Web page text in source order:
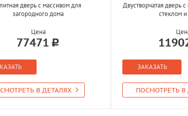
дверь с массивом для
загородного дома
Цена
77471
В ДЕТАЛЯХ
Двустворчатая дверь
стеклом
ЗАКАЗАТЬ
ПОСМОТРЕТЬ В